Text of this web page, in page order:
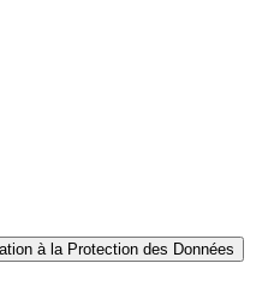
à la Protection des Données